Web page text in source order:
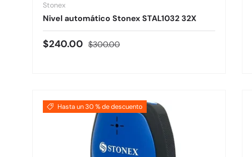
Stonex
Nivel automático Stonex STAL1032 32X
Precio de venta
$240.00 Precio normal
$300.00
Hasta un 30 % de descuento